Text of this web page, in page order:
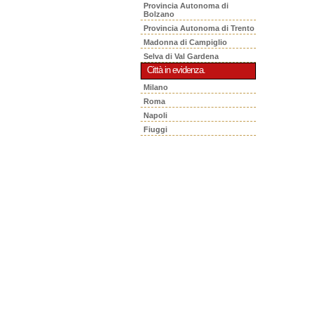
Provincia Autonoma di
Bolzano
Provincia Autonoma di Trento
Madonna di Campiglio
Selva di Val Gardena
Città in evidenza.
Milano
Roma
Napoli
Fiuggi